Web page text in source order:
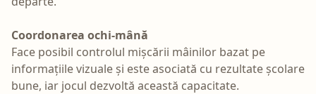
Coordonarea ochi-mână
Face posibil controlul mișcării mâinilor bazat pe
informațiile vizuale și este asociată cu rezultate școlare
bune, iar jocul dezvoltă această capacitate.